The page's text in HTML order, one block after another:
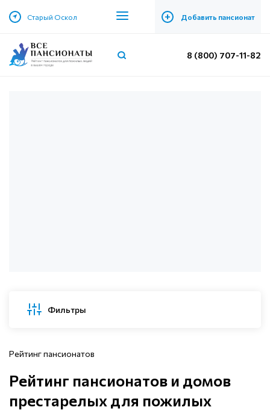
Старый Оскол + Добавить пансионат
8 (800) 707-11-82
Фильтры
Рейтинг пансионатов
Рейтинг пансионатов и домов
престарелых для пожилых